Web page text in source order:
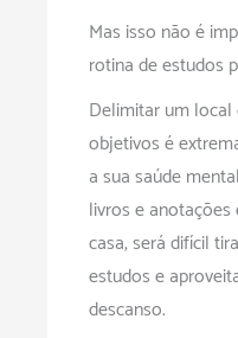
Mas isso não é
rotina de estudos
Delimitar um
objetivos é
a sua saúde
livros e
casa, será difícil
estudos e
descanso.